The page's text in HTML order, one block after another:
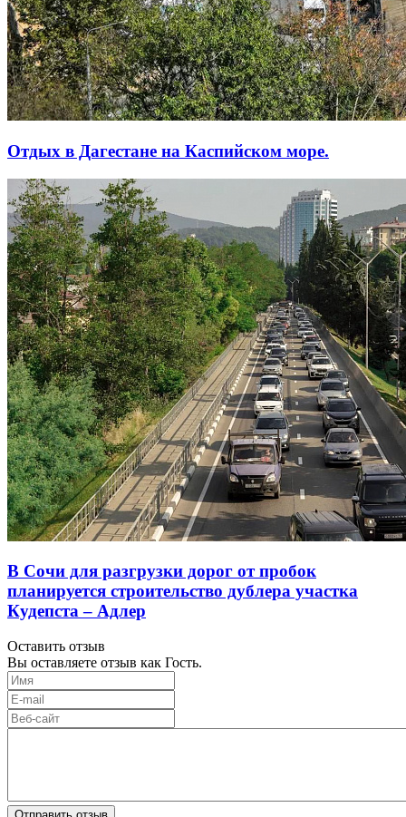
Отдых в Дагестане на Каспийском море.
В Сочи для разгрузки дорог от пробок
планируется строительство дублера участка
Кудепста – Адлер
Оставить отзыв
Вы оставляете отзыв как Гость.